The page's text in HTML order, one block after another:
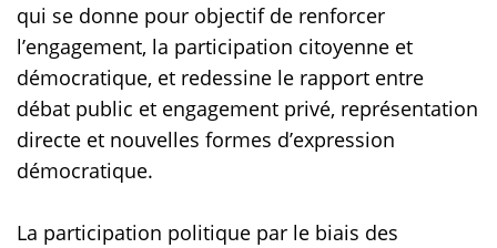
qui se donne pour objectif de renforcer
l’engagement, la participation citoyenne et
démocratique, et redessine le rapport entre
débat public et engagement privé, représentation
directe et nouvelles formes d’expression
démocratique.
La participation politique par le biais des